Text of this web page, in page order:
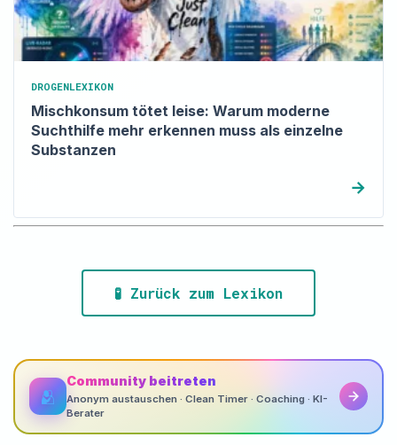
DROGENLEXIKON
Mischkonsum tötet leise: Warum moderne
Suchthilfe mehr erkennen muss als einzelne
Substanzen
→
🧪 Zurück zum Lexikon
🫂
Community beitreten
Anonym austauschen · Clean Timer · Coaching · KI-
Berater